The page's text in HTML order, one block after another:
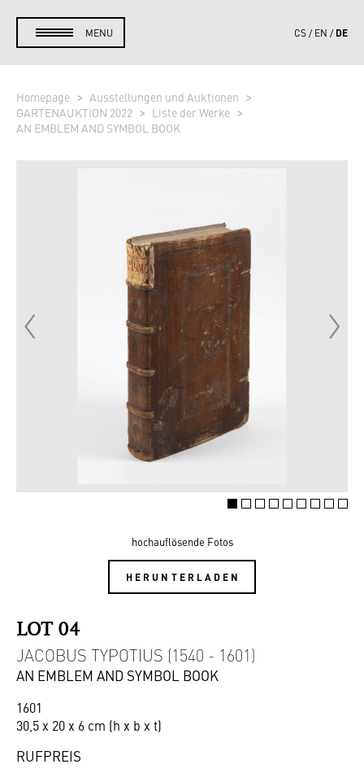
MENU CS EN DE
Homepage
Ausstellungen und Auktionen
GARTENAUKTION 2022
Liste der Werke
AN EMBLEM AND SYMBOL BOOK
hochauflösende Fotos
HERUNTERLADEN
LOT 04
JACOBUS TYPOTIUS (1540 - 1601)
AN EMBLEM AND SYMBOL BOOK
1601
30,5 x 20 x 6 cm (h x b x t)
RUFPREIS